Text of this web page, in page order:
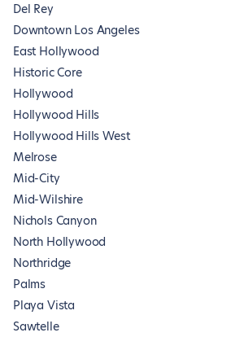
Del Rey
Downtown Los Angeles
East Hollywood
Historic Core
Hollywood
Hollywood Hills
Hollywood Hills West
Melrose
Mid-City
Mid-Wilshire
Nichols Canyon
North Hollywood
Northridge
Palms
Playa Vista
Sawtelle